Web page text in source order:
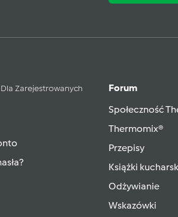
Zarejestrowanych
Forum
Społeczność
Thermomix®
Przepisy
Książki
Odżywianie
Wskazówki